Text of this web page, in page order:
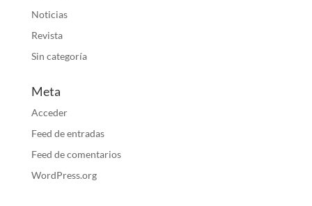
Noticias
Revista
Sin categoría
Meta
Acceder
Feed de entradas
Feed de comentarios
WordPress.org